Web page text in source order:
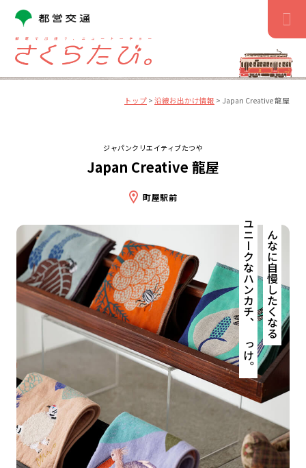
へ
トップ > 沿線お出かけ情報 > Japan Creative 龍屋
ジャパンクリエイティブたつや
Japan Creative 龍屋
町屋駅前
みんなに自慢したくなる
ユニークなハンカチ、みっけ。